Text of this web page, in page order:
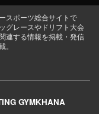
スポーツ総合サイトで
グレースやドリフト大会
連する情報を掲載・発信
GYMKHANA